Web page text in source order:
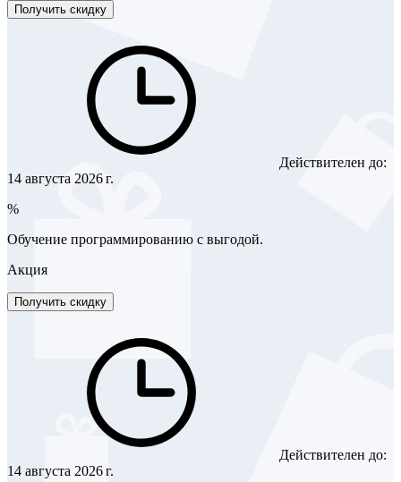
Получить скидку
Действителен до:
14 августа 2026 г.
%
Обучение программированию с выгодой.
Акция
Получить скидку
Действителен до:
14 августа 2026 г.